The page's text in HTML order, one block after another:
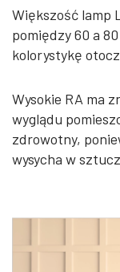
Większość lamp
pomiędzy 60 a
kolorystykę
Wysokie RA ma
wyglądu
zdrowotny,
wysycha w